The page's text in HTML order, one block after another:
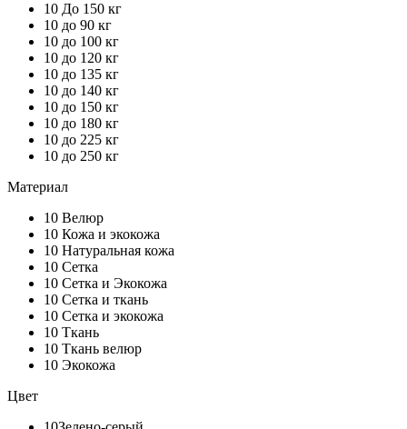
10 До 150 кг
10 до 90 кг
10 до 100 кг
10 до 120 кг
10 до 135 кг
10 до 140 кг
10 до 150 кг
10 до 180 кг
10 до 225 кг
10 до 250 кг
Материал
10 Велюр
10 Кожа и экокожа
10 Натуральная кожа
10 Сетка
10 Сетка и Экокожа
10 Сетка и ткань
10 Сетка и экокожа
10 Ткань
10 Ткань велюр
10 Экокожа
Цвет